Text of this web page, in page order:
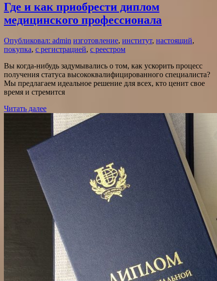
Где и как приобрести диплом
медицинского профессионала
Опубликовал: admin изготовление, институт, настоящий,
покупка, с регистрацией, с реестром
Вы когда-нибудь задумывались о том, как ускорить процесс
получения статуса высококвалифицированного специалиста?
Мы предлагаем идеальное решение для всех, кто ценит свое
время и стремится
Читать далее